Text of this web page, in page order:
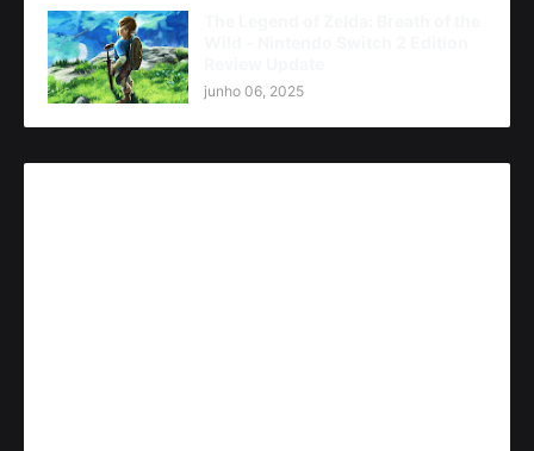
junho 06, 2025